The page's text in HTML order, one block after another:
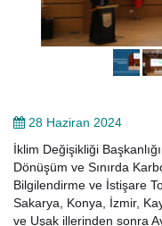
28 Haziran 2024
İklim Değişikliği
Dönüşüm ve Sınırda
Bilgilendirme ve İstişare
Sakarya, Konya, İzmir,
ve Uşak illerinden sonra